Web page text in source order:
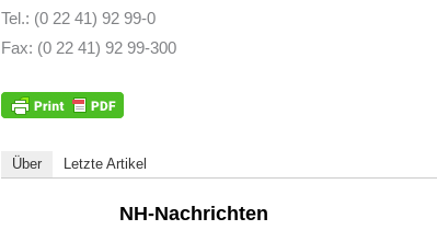
Tel.: (0 22 41) 92 99-0
Fax: (0 22 41) 92 99-300
Über Letzte Artikel
NH-Nachrichten